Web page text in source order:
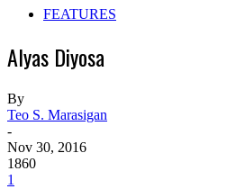
FEATURES
Alyas Diyosa
By
Teo S. Marasigan
-
Nov 30, 2016
1860
1